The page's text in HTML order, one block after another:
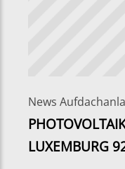
News
LUXEMBURG